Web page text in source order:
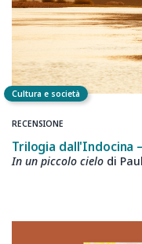
Cultura e società
RECENSIONE
Trilogia dall'Indocina
In un piccolo cielo di